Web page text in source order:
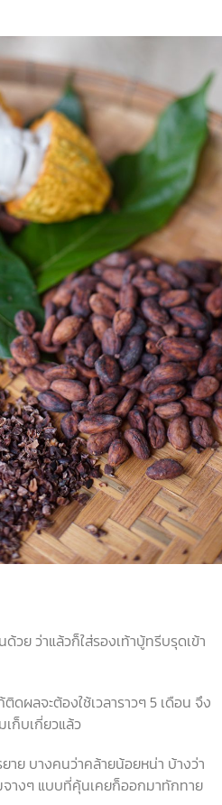
ด้วย ว่าแล้วก็ใส่รองเท้าบู้ทรีบรุดเข้า
ติดผลจะต้องใช้เวลาราวๆ5 เดือน จึง
ก็บเกี่ยวแล้ว
าย บางคนว่าคล้ายน้อยหน่า บ้างว่า
างๆ แบบที่คุ้นเคยก็ออกมาทักทาย